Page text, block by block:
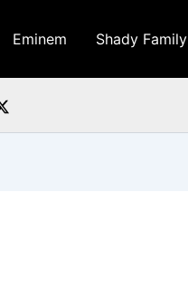
Eminem Shady Family